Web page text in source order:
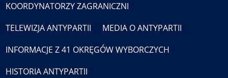
KOORDYNATORZY ZAGRANICZNI
TELEWIZJA ANTYPARTII
MEDIA O ANTYPARTII
INFORMACJE Z 41 OKRĘGÓW WYBORCZYCH
HISTORIA ANTYPARTII